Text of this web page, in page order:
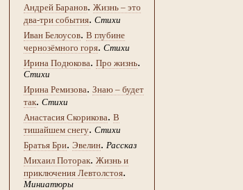
Андрей Баранов. Жизнь – это
два-три события. Стихи
Иван Белоусов. В глубине
чернозёмного горя. Стихи
Ирина Подюкова. Про жизнь.
Стихи
Ирина Ремизова. Знаю – будет
так. Стихи
Анастасия Скорикова. В
тишайшем снегу. Стихи
Братья Бри. Эвелин. Рассказ
Михаил Поторак. Жизнь и
приключения Левтолстоя.
Миниатюры